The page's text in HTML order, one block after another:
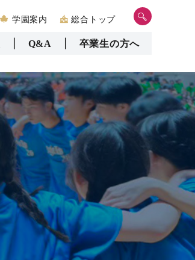
学園案内 総合トップ
Q&A 卒業生の方へ